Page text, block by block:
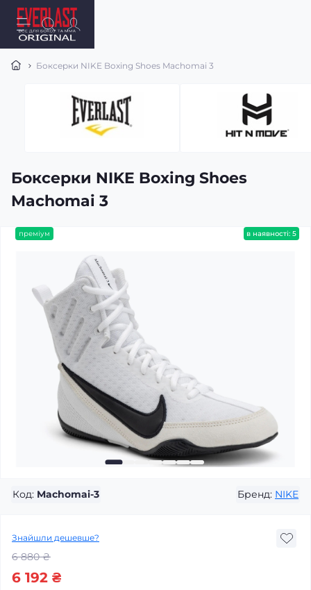
Боксерки NIKE Boxing Shoes Machomai 3
Боксерки NIKE Boxing Shoes
Machomai 3
преміум в наявності: 5
Код: Machomai-3 Бренд: NIKE
Знайшли дешевше?
6 880 ₴
6 192 ₴